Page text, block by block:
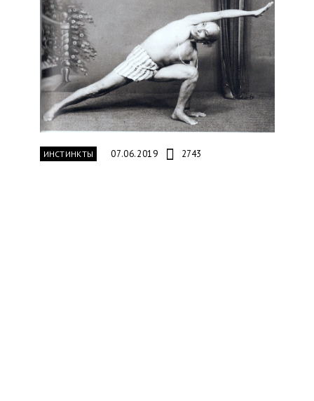
ИНСТИНКТЫ 07.06.2019 2743